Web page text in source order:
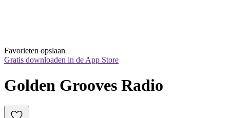
Favorieten opslaan
Gratis downloaden in de App Store
Golden Grooves Radio